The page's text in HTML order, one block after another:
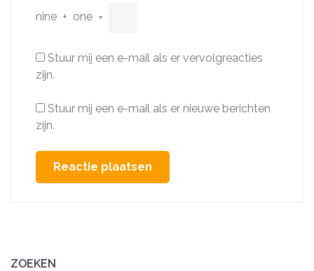
nine + one =
Stuur mij een e-mail als er vervolgreacties
zijn.
Stuur mij een e-mail als er nieuwe berichten
zijn.
ZOEKEN